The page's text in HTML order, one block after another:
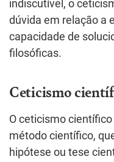
indiscutível, o
dúvida em relação a
capacidade de
filosóficas.
Ceticismo
O ceticismo
método científico,
hipótese ou tese